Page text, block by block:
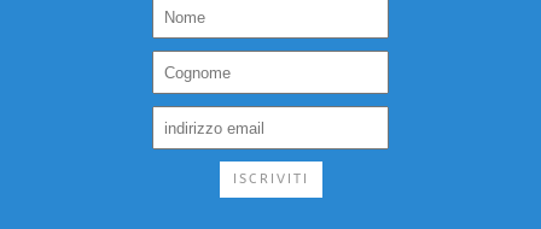
ISCRIVITI